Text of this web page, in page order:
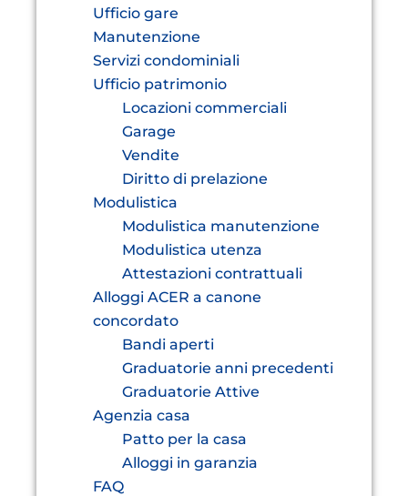
Ufficio gare
Manutenzione
Servizi condominiali
Ufficio patrimonio
Locazioni commerciali
Garage
Vendite
Diritto di prelazione
Modulistica
Modulistica manutenzione
Modulistica utenza
Attestazioni contrattuali
Alloggi ACER a canone
concordato
Bandi aperti
Graduatorie anni precedenti
Graduatorie Attive
Agenzia casa
Patto per la casa
Alloggi in garanzia
FAQ